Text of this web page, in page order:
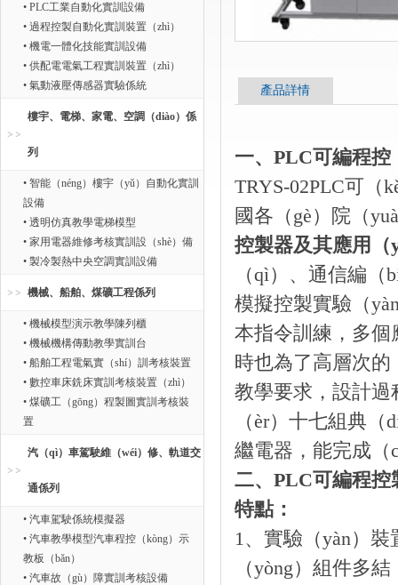
• PLC工業自動化實訓設備
• 過程控製自動化實訓裝置（zhì）
• 機電一體化技能實訓設備
• 供配電電氣工程實訓裝置（zhì）
• 氣動液壓傳感器實驗係統
樓宇、電梯、家電、空調（diào）係
列
• 智能（néng）樓宇（yǔ）自動化實訓
設備
• 透明仿真教學電梯模型
• 家用電器維修考核實訓設（shè）備
• 製冷製熱中央空調實訓設備
機械、船舶、煤礦工程係列
• 機械模型演示教學陳列櫃
• 機械機構傳動教學實訓台
• 船舶工程電氣實（shí）訓考核裝置
• 數控車床銑床實訓考核裝置（zhì）
• 煤礦工（gōng）程製圖實訓考核裝
置
汽（qì）車駕駛維（wéi）修、軌道交
通係列
• 汽車駕駛係統模擬器
• 汽車教學模型汽車程控（kòng）示
教板（bǎn）
• 汽車故（gù）障實訓考核設備
產品詳情
一、PLC可編程
TRYS-02PLC可（
國各（gè）院（
控製器及其應用（
（qì）、通信編
模擬控製實驗（
本指令訓練，多個
時也為了高層次的
教學要求，設計過
（èr）十七組典
繼電器，能完成（
二、PLC可編程控
特點：
1、實驗（yàn）裝
（yòng）組件多